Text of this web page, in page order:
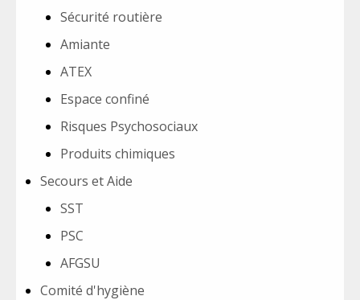
Sécurité routière
Amiante
ATEX
Espace confiné
Risques Psychosociaux
Produits chimiques
Secours et Aide
SST
PSC
AFGSU
Comité d'hygiène